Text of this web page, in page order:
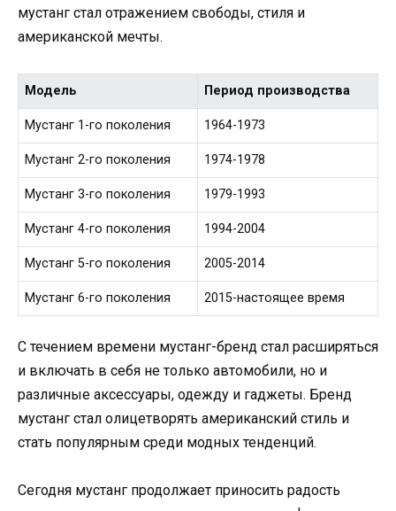
мустанг стал отражением свободы, стиля и
американской мечты.
Модель Период производства
Мустанг 1-го поколения 1964-1973
Мустанг 2-го поколения 1974-1978
Мустанг 3-го поколения 1979-1993
Мустанг 4-го поколения 1994-2004
Мустанг 5-го поколения 2005-2014
Мустанг 6-го поколения 2015-настоящее время
С течением времени мустанг-бренд стал расширяться
и включать в себя не только автомобили, но и
различные аксессуары, одежду и гаджеты. Бренд
мустанг стал олицетворять американский стиль и
стать популярным среди модных тенденций.
Сегодня мустанг продолжает приносить радость